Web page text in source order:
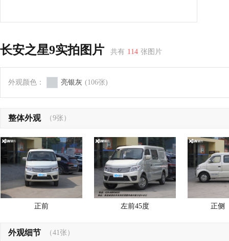
长安之星9实拍图片 共有 114 张图片
外观颜色： 亮银灰 (106张)
整体外观 （9张）
正前 左前45度 正侧
外观细节 （41张）